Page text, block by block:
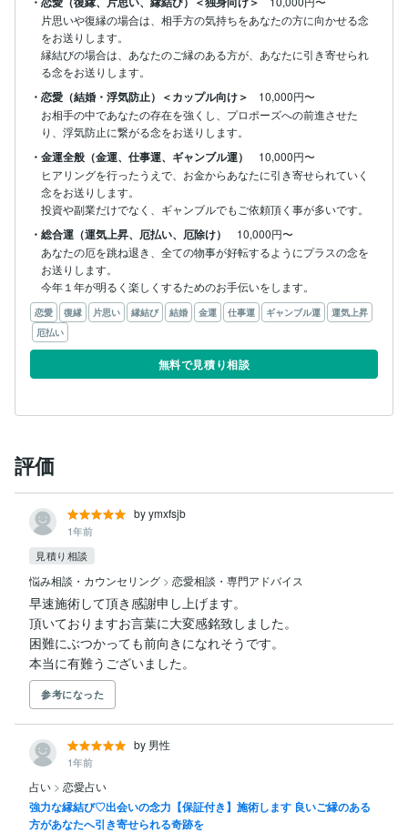
片思いや復縁の場合は、相手方の気持ちをあなたの方に向かせる念
をお送りします。
縁結びの場合は、あなたのご縁のある方が、あなたに引き寄せられ
る念をお送りします。
・恋愛（結婚・浮気防止）＜カップル向け＞
10,000円〜
お相手の中であなたの存在を強くし、プロポーズへの前進させた
り、浮気防止に繋がる念をお送りします。
・金運全般（金運、仕事運、ギャンブル運）
10,000円〜
ヒアリングを行ったうえで、お金からあなたに引き寄せられていく
念をお送りします。
投資や副業だけでなく、ギャンブルでもご依頼頂く事が多いです。
・総合運（運気上昇、厄払い、厄除け）
10,000円〜
あなたの厄を跳ね退き、全ての物事が好転するようにプラスの念を
お送りします。
今年１年が明るく楽しくするためのお手伝いをします。
恋愛 復縁 片思い 縁結び 結婚 金運 仕事運 ギャンブル運
運気上昇
厄払い
無料で見積り相談
評価
by ymxfsjb
1年前
見積り相談
悩み相談・カウンセリング > 恋愛相談・専門アドバイス
早速施術して頂き感謝申し上げます。
頂いておりますお言葉に大変感銘致しました。
困難にぶつかっても前向きになれそうです。
本当に有難うございました。
参考になった
by 男性
1年前
占い > 恋愛占い
強力な縁結び♡出会いの念力【保証付き】施術します 良いご縁のある
方があなたへ引き寄せられる奇跡を